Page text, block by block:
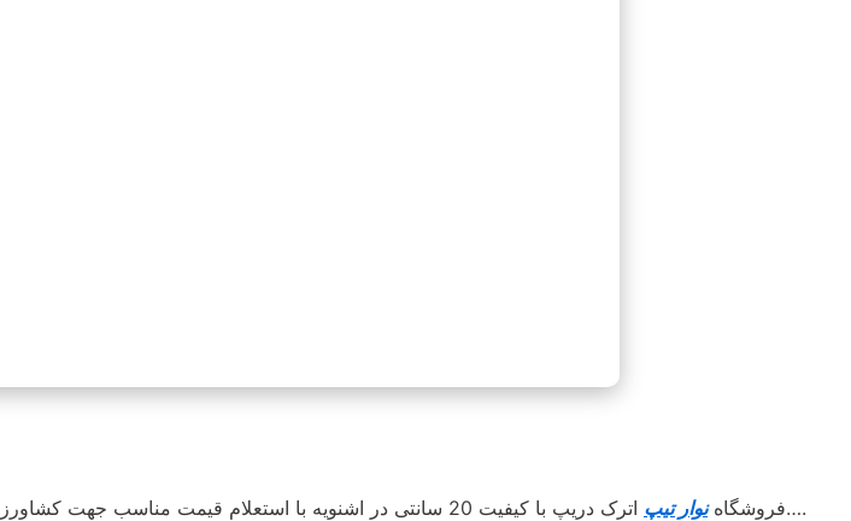
فروشگاهنوار تیپ اترک دریپ با کیفیت 20 سانتی در اشنویه با استعلام قیمت مناسب جهت کشاورزان محترم کل استان و شهرستان های هم جوار . با
اترک دریپ آسوده خاطر کشت کنید….